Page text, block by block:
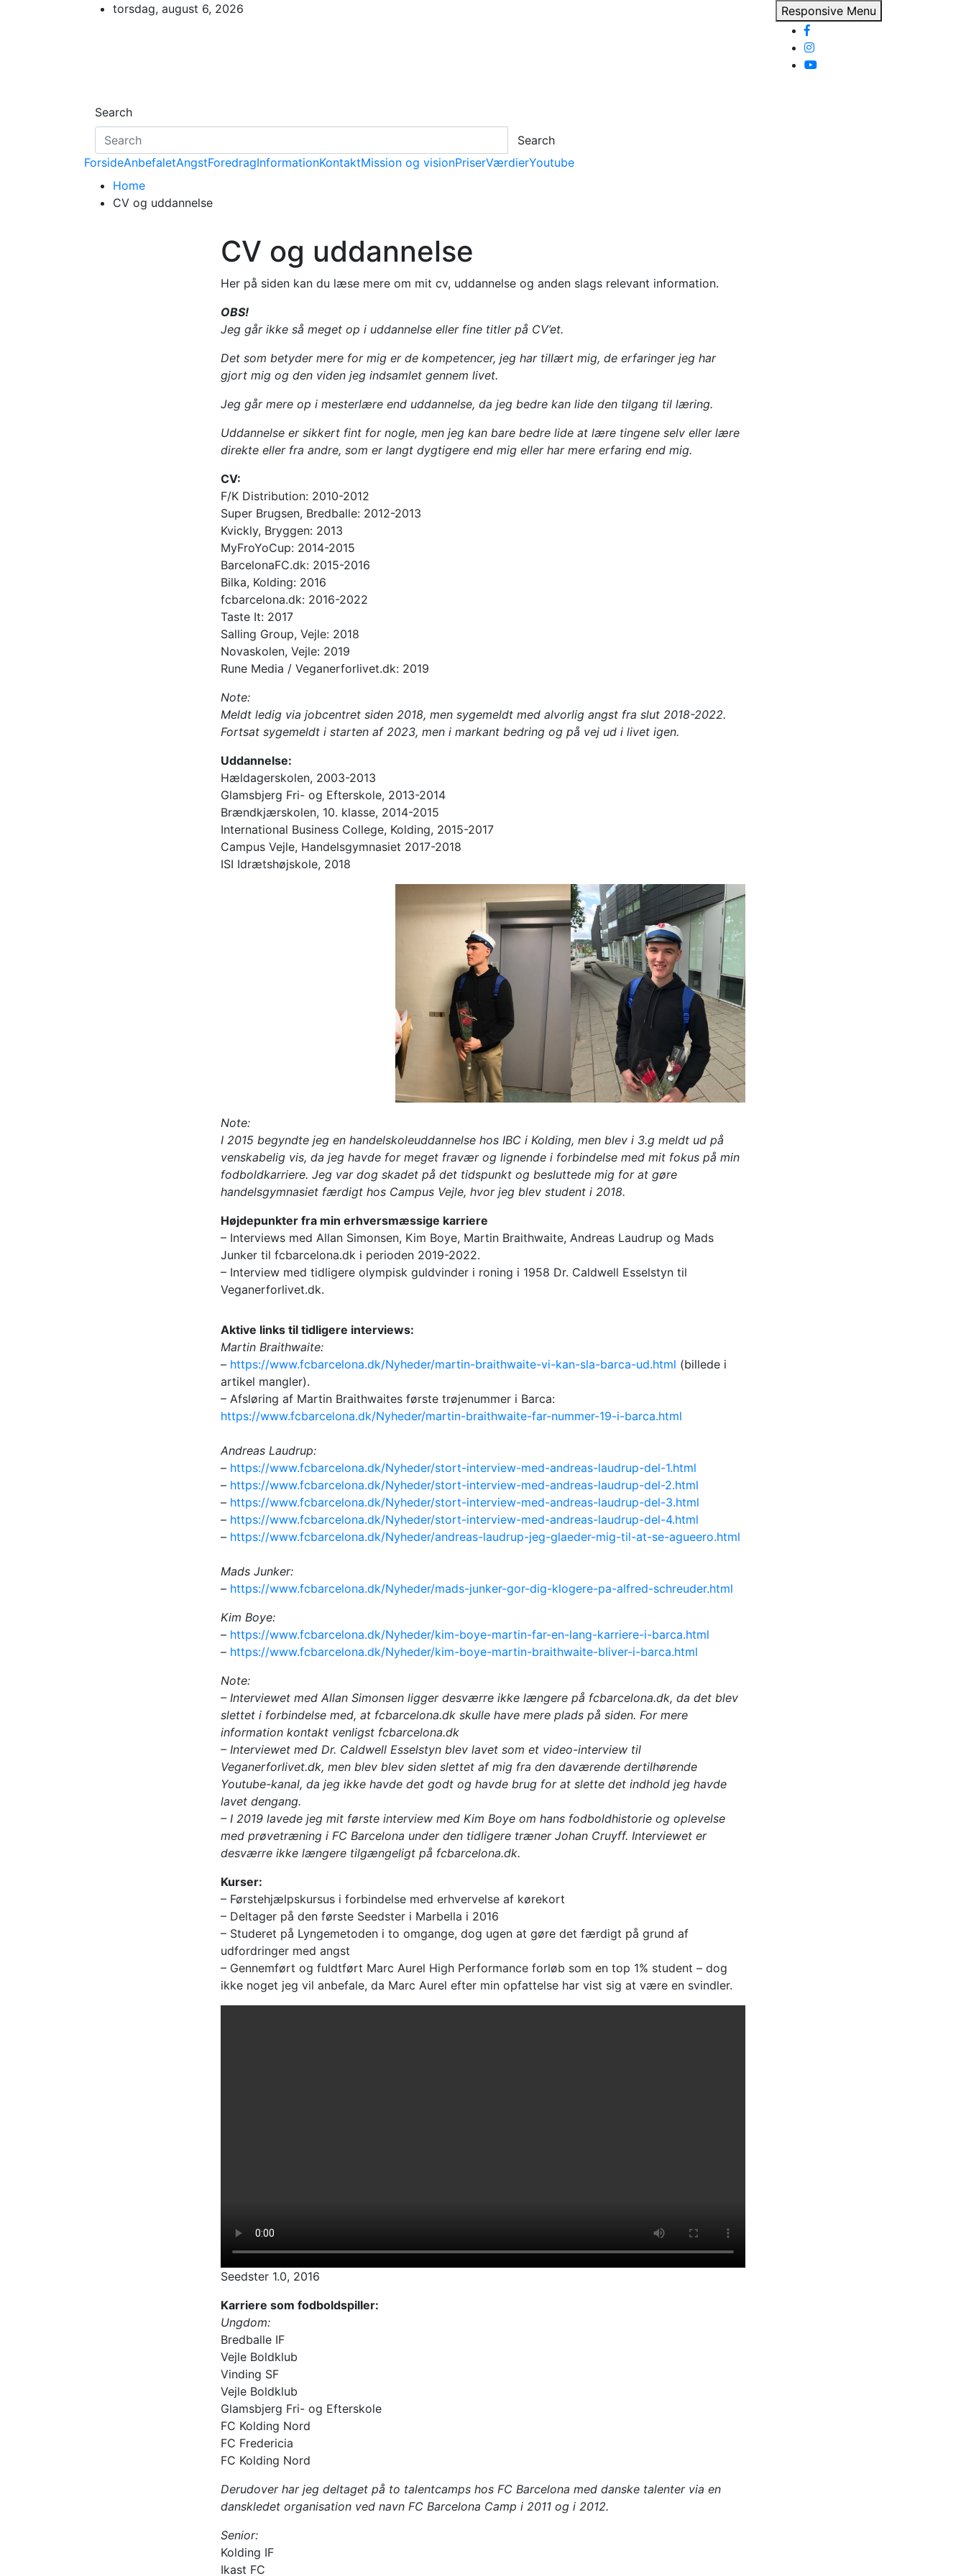
torsdag, august 6, 2026 Responsive Menu
Search
Search
ForsideAnbefaletAngstForedragInformationKontaktMission og visionPriserVærdierYoutube
Home
CV og uddannelse
CV og uddannelse
Her på siden kan du læse mere om mit cv, uddannelse og anden slags relevant information.
OBS!
Jeg går ikke så meget op i uddannelse eller fine titler på CV’et.
Det som betyder mere for mig er de kompetencer, jeg har tillært mig, de erfaringer jeg har
gjort mig og den viden jeg indsamlet gennem livet.
Jeg går mere op i mesterlære end uddannelse, da jeg bedre kan lide den tilgang til læring.
Uddannelse er sikkert fint for nogle, men jeg kan bare bedre lide at lære tingene selv eller lære
direkte eller fra andre, som er langt dygtigere end mig eller har mere erfaring end mig.
CV:
F/K Distribution: 2010-2012
Super Brugsen, Bredballe: 2012-2013
Kvickly, Bryggen: 2013
MyFroYoCup: 2014-2015
BarcelonaFC.dk: 2015-2016
Bilka, Kolding: 2016
fcbarcelona.dk: 2016-2022
Taste It: 2017
Salling Group, Vejle: 2018
Novaskolen, Vejle: 2019
Rune Media / Veganerforlivet.dk: 2019
Note:
Meldt ledig via jobcentret siden 2018, men sygemeldt med alvorlig angst fra slut 2018-2022.
Fortsat sygemeldt i starten af 2023, men i markant bedring og på vej ud i livet igen.
Uddannelse:
Hældagerskolen, 2003-2013
Glamsbjerg Fri- og Efterskole, 2013-2014
Brændkjærskolen, 10. klasse, 2014-2015
International Business College, Kolding, 2015-2017
Campus Vejle, Handelsgymnasiet 2017-2018
ISI Idrætshøjskole, 2018
Note:
I 2015 begyndte jeg en handelskoleuddannelse hos IBC i Kolding, men blev i 3.g meldt ud på
venskabelig vis, da jeg havde for meget fravær og lignende i forbindelse med mit fokus på min
fodboldkarriere. Jeg var dog skadet på det tidspunkt og besluttede mig for at gøre
handelsgymnasiet færdigt hos Campus Vejle, hvor jeg blev student i 2018.
Højdepunkter fra min erhversmæssige karriere
– Interviews med Allan Simonsen, Kim Boye, Martin Braithwaite, Andreas Laudrup og Mads
Junker til fcbarcelona.dk i perioden 2019-2022.
– Interview med tidligere olympisk guldvinder i roning i 1958 Dr. Caldwell Esselstyn til
Veganerforlivet.dk.
Aktive links til tidligere interviews:
Martin Braithwaite:
– https://www.fcbarcelona.dk/Nyheder/martin-braithwaite-vi-kan-sla-barca-ud.html (billede i
artikel mangler).
– Afsløring af Martin Braithwaites første trøjenummer i Barca:
https://www.fcbarcelona.dk/Nyheder/martin-braithwaite-far-nummer-19-i-barca.html
Andreas Laudrup:
– https://www.fcbarcelona.dk/Nyheder/stort-interview-med-andreas-laudrup-del-1.html
– https://www.fcbarcelona.dk/Nyheder/stort-interview-med-andreas-laudrup-del-2.html
– https://www.fcbarcelona.dk/Nyheder/stort-interview-med-andreas-laudrup-del-3.html
– https://www.fcbarcelona.dk/Nyheder/stort-interview-med-andreas-laudrup-del-4.html
– https://www.fcbarcelona.dk/Nyheder/andreas-laudrup-jeg-glaeder-mig-til-at-se-agueero.html
Mads Junker:
– https://www.fcbarcelona.dk/Nyheder/mads-junker-gor-dig-klogere-pa-alfred-schreuder.html
Kim Boye:
– https://www.fcbarcelona.dk/Nyheder/kim-boye-martin-far-en-lang-karriere-i-barca.html
– https://www.fcbarcelona.dk/Nyheder/kim-boye-martin-braithwaite-bliver-i-barca.html
Note:
– Interviewet med Allan Simonsen ligger desværre ikke længere på fcbarcelona.dk, da det blev
slettet i forbindelse med, at fcbarcelona.dk skulle have mere plads på siden. For mere
information kontakt venligst fcbarcelona.dk
– Interviewet med Dr. Caldwell Esselstyn blev lavet som et video-interview til
Veganerforlivet.dk, men blev blev siden slettet af mig fra den daværende dertilhørende
Youtube-kanal, da jeg ikke havde det godt og havde brug for at slette det indhold jeg havde
lavet dengang.
– I 2019 lavede jeg mit første interview med Kim Boye om hans fodboldhistorie og oplevelse
med prøvetræning i FC Barcelona under den tidligere træner Johan Cruyff. Interviewet er
desværre ikke længere tilgængeligt på fcbarcelona.dk.
Kurser:
– Førstehjælpskursus i forbindelse med erhvervelse af kørekort
– Deltager på den første Seedster i Marbella i 2016
– Studeret på Lyngemetoden i to omgange, dog ugen at gøre det færdigt på grund af
udfordringer med angst
– Gennemført og fuldtført Marc Aurel High Performance forløb som en top 1% student – dog
ikke noget jeg vil anbefale, da Marc Aurel efter min opfattelse har vist sig at være en svindler.
Seedster 1.0, 2016
Karriere som fodboldspiller:
Ungdom:
Bredballe IF
Vejle Boldklub
Vinding SF
Vejle Boldklub
Glamsbjerg Fri- og Efterskole
FC Kolding Nord
FC Fredericia
FC Kolding Nord
Derudover har jeg deltaget på to talentcamps hos FC Barcelona med danske talenter via en
danskledet organisation ved navn FC Barcelona Camp i 2011 og i 2012.
Senior:
Kolding IF
Ikast FC